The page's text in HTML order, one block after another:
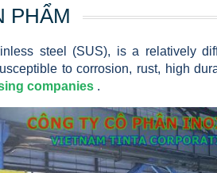
PHẨM
steel (SUS), is a relatively
to corrosion, rust, high
companies .